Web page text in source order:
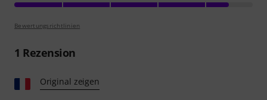
Bewertungsrichtlinien
1 Rezension
Original zeigen